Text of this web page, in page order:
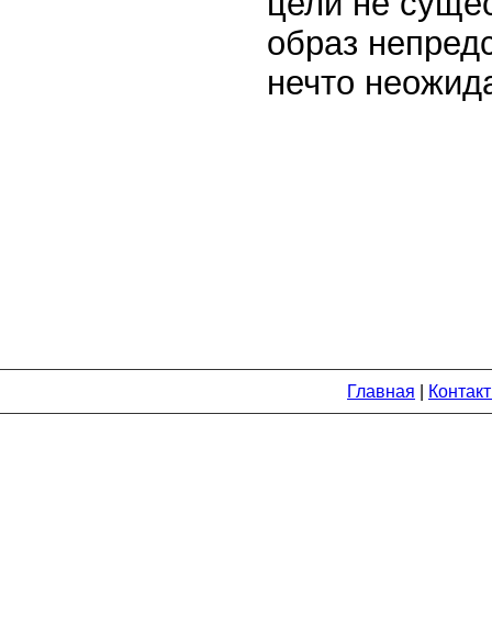
образ
нечто
Главная